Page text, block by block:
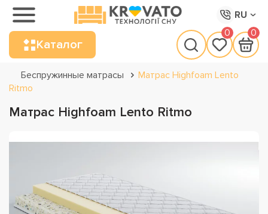
RU
Каталог
0 0
Беспружинные матрасы
Матрас Highfoam Lento
Ritmo
Матрас Highfoam Lento Ritmo